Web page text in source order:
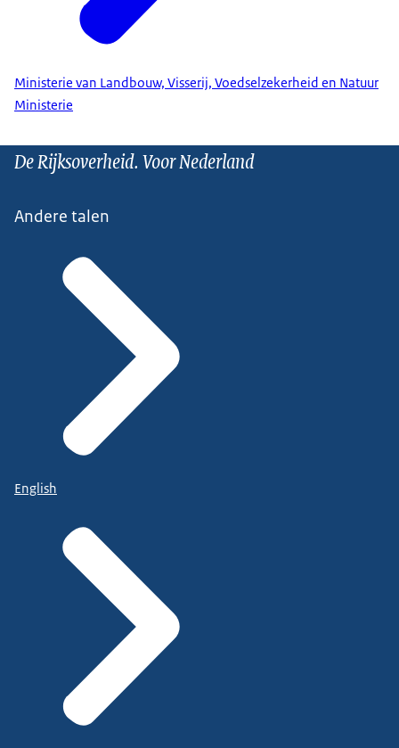
Ministerie van Landbouw, Visserij, Voedselzekerheid en Natuur
Ministerie
De Rijksoverheid. Voor Nederland
Andere talen
English